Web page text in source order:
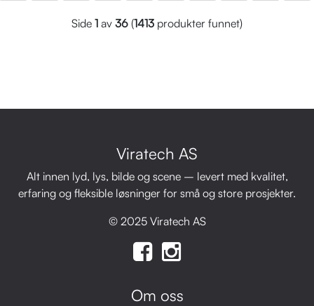
Side 1 av 36 (1413 produkter funnet)
Viratech AS
Alt innen lyd, lys, bilde og scene – levert med kvalitet,
erfaring og fleksible løsninger for små og store prosjekter.
© 2025 Viratech AS
Om oss